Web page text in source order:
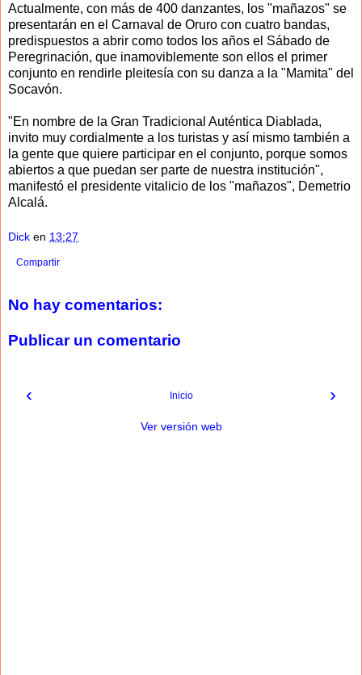
Actualmente, con más de 400 danzantes, los "mañazos" se
presentarán en el Carnaval de Oruro con cuatro bandas,
predispuestos a abrir como todos los años el Sábado de
Peregrinación, que inamoviblemente son ellos el primer
conjunto en rendirle pleitesía con su danza a la "Mamita" del
Socavón.
"En nombre de la Gran Tradicional Auténtica Diablada,
invito muy cordialmente a los turistas y así mismo también a
la gente que quiere participar en el conjunto, porque somos
abiertos a que puedan ser parte de nuestra institución",
manifestó el presidente vitalicio de los "mañazos", Demetrio
Alcalá.
Dick en 13:27
Compartir
No hay comentarios:
Publicar un comentario
‹ ›
Inicio
Ver versión web